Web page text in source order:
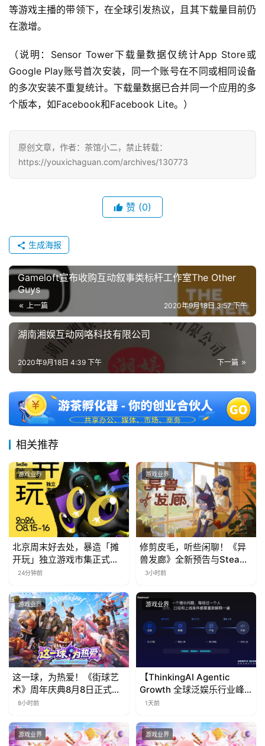
休
闲
戏
2
0
第
十
三
奖
7
月
3
0
日
游
茶
对
接
会
上
海
站
中
文
(
中
国
)
等游戏主播的带领下，在全球引发热议，且其下载量目前仍
在激增。
（说明：Sensor Tower下载量数据仅统计App Store或
Google Play账号首次安装，同一个账号在不同或相同设备
的多次安装不重复统计。下载量数据已合并同一个应用的多
个版本，如Facebook和Facebook Lite。）
原创文章，作者：茶馆小二，禁止转载：
https://youxichaguan.com/archives/130773
赞 (0)
生成海报
Gameloft宣布收购互动叙事类标杆工作室The Other
Guys
上一篇 2020年9月18日 3:57 下午
湖南湘娱互动网咯科技有限公司
下一篇
2020年9月18日 4:39 下午
相关推荐
游戏业界
北京周末好去处，暴造「摊
开玩」独立游戏市集正式开
票！
24分钟前
游戏业界
修剪皮毛，听些闲聊！《异
兽发廊》全新预告与Steam
免费试玩公开
3小时前
游戏业界
这一球，为热爱！《街球艺
术》周年庆典8月8日正式上
线，多重福利与全新内容同
8小时前
游戏业界
【ThinkingAI Agentic
Growth 全球泛娱乐行业峰
会】Agent 时代，人到底负
1天前
游戏业界 游戏业界